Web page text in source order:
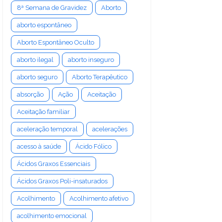
8ª Semana de Gravidez Aborto
aborto espontâneo
Aborto Espontâneo Oculto
aborto ilegal aborto inseguro
aborto seguro Aborto Terapêutico
absorção Ação Aceitação
Aceitação familiar
aceleração temporal acelerações
acesso à saúde Ácido Fólico
Ácidos Graxos Essenciais
Ácidos Graxos Poli-insaturados
Acolhimento Acolhimento afetivo
acolhimento emocional